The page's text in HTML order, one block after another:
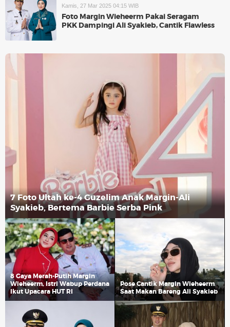
Kamis, 27 Mar 2025 04:15 WIB
Foto Margin Wieheerm Pakai Seragam
PKK Dampingi Ali Syakieb, Cantik Flawless
7 Foto Ultah ke-4 Guzelim Anak Margin-Ali
Syakieb, Bertema Barbie Serba Pink
8 Gaya Merah-Putih Margin
Wieheerm, Istri Wabup Perdana
Ikut Upacara HUT RI
Pose Cantik Margin Wieheerm
Saat Makan Bareng Ali Syakieb